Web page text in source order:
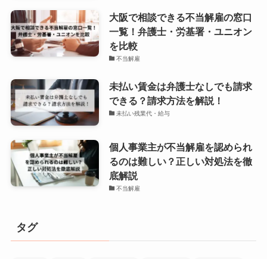
大阪で相談できる不当解雇の窓口
一覧！弁護士・労基署・ユニオン
を比較
不当解雇
未払い賃金は弁護士なしでも請求
できる？請求方法を解説！
未払い残業代・給与
個人事業主が不当解雇を認められ
るのは難しい？正しい対処法を徹
底解説
不当解雇
タグ